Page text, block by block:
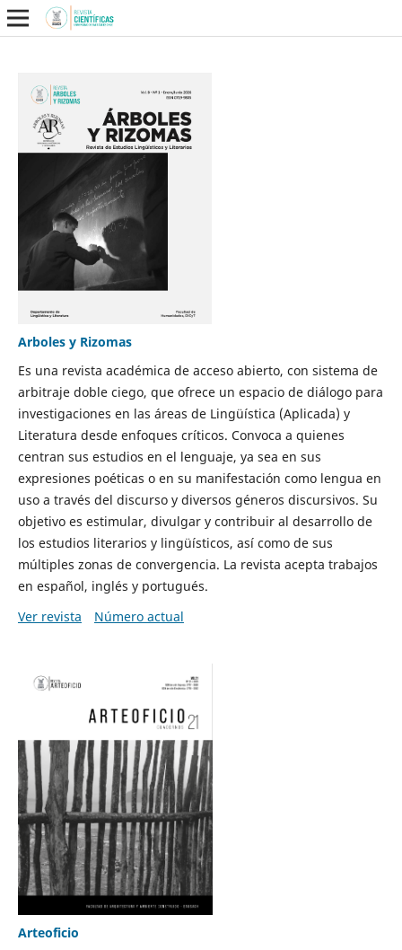
Arboles y Rizomas
Es una revista académica de acceso abierto, con sistema de
arbitraje doble ciego, que ofrece un espacio de diálogo para
investigaciones en las áreas de Lingüística (Aplicada) y
Literatura desde enfoques críticos. Convoca a quienes
centran sus estudios en el lenguaje, ya sea en sus
expresiones poéticas o en su manifestación como lengua en
uso a través del discurso y diversos géneros discursivos. Su
objetivo es estimular, divulgar y contribuir al desarrollo de
los estudios literarios y lingüísticos, así como de sus
múltiples zonas de convergencia. La revista acepta trabajos
en español, inglés y portugués.
Ver revista
Número actual
Arteoficio